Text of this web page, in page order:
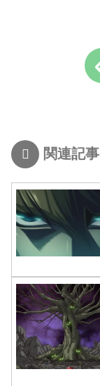
関連記事